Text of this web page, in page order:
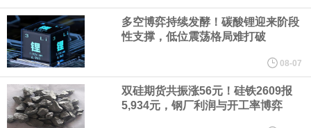
据报道，威刚近日在法说会上表示，在需求增加、价格走高及货源
稳定的三大有利因素带动下，预期第3季度营运将优于第2季度，并
进一步扩大全年营运成果。
美国国会预算办公室（CBO）于当地时间5日发布报告称，美国海军
多空博弈持续发酵！碳酸锂迎来阶段
性支撑，低位震荡格局难打破
08-07
双硅期货共振涨56元！硅铁2609报
5,934元，钢厂利润与开工率博弈